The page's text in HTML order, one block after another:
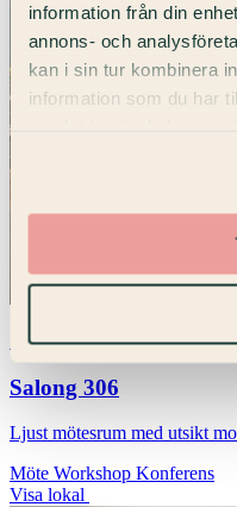
information från din
annons- och
kan i sin tur kombinera
information som du har
Strandvägen
Salong 306
Ljust mötesrum med utsikt
Möte Workshop Konferens
Visa lokal